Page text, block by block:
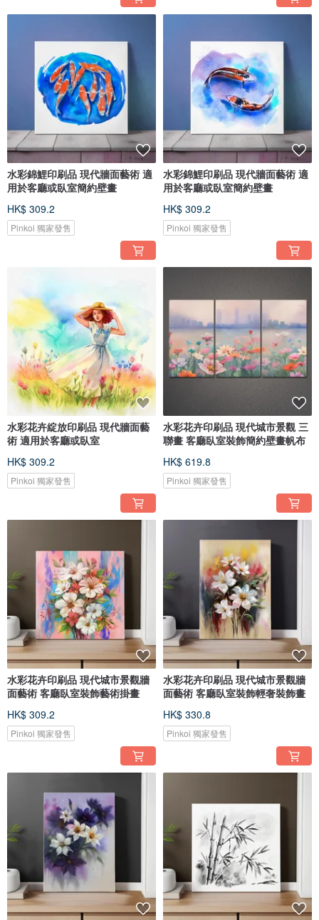
水彩錦鯉印刷品 現代牆面藝術 適
用於客廳或臥室簡約壁畫
HK$ 309.2
Pinkoi 獨家發售
水彩錦鯉印刷品 現代牆面藝術 適
用於客廳或臥室簡約壁畫
HK$ 309.2
Pinkoi 獨家發售
水彩花卉綻放印刷品 現代牆面藝
術 適用於客廳或臥室
HK$ 309.2
Pinkoi 獨家發售
水彩花卉印刷品 現代城市景觀 三
聯畫 客廳臥室裝飾簡約壁畫帆布
HK$ 619.8
Pinkoi 獨家發售
水彩花卉印刷品 現代城市景觀牆
面藝術 客廳臥室裝飾藝術掛畫
HK$ 309.2
Pinkoi 獨家發售
水彩花卉印刷品 現代城市景觀牆
面藝術 客廳臥室裝飾輕奢裝飾畫
HK$ 330.8
Pinkoi 獨家發售